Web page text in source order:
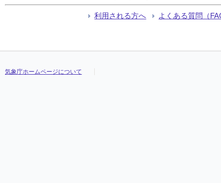
利用される方へ よくある質問（
気象庁ホームページについて